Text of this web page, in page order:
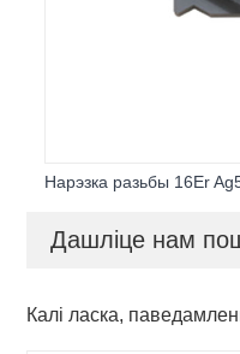
Нарэзка разьбы 16Er
Дашліце нам
Калі ласка,